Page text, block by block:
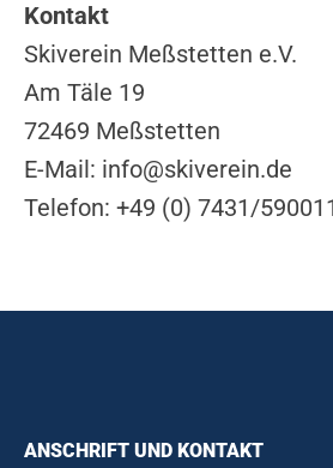
Kontakt
Skiverein Meßstetten e.V.
Am Täle 19
72469 Meßstetten
E-Mail: info@skiverein.de
Telefon: +49 (0) 7431/
ANSCHRIFT UND KONTAKT